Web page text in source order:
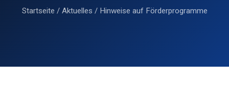
Startseite / Aktuelles / Hinweise auf Förderprogramme